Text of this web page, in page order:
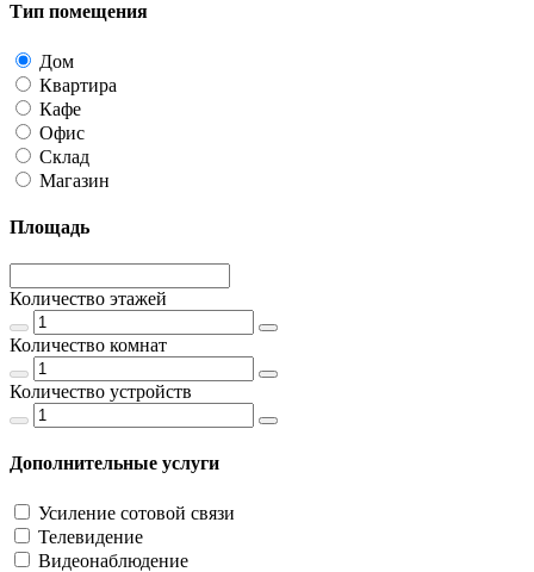
Тип помещения
Дом
Квартира
Кафе
Офис
Склад
Магазин
Площадь
Количество этажей
Количество комнат
Количество устройств
Дополнительные услуги
Усиление сотовой связи
Телевидение
Видеонаблюдение